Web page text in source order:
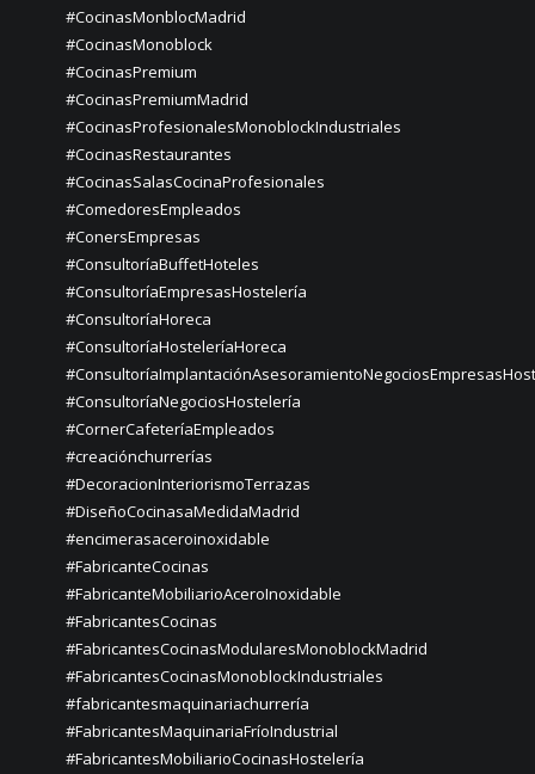
#CocinasMonblocMadrid
#CocinasMonoblock
#CocinasPremium
#CocinasPremiumMadrid
#CocinasProfesionalesMonoblockIndustriales
#CocinasRestaurantes
#CocinasSalasCocinaProfesionales
#ComedoresEmpleados
#ConersEmpresas
#ConsultoríaBuffetHoteles
#ConsultoríaEmpresasHostelería
#ConsultoríaHoreca
#ConsultoríaHosteleríaHoreca
#ConsultoríaNegociosHostelería
#CornerCafeteríaEmpleados
#creaciónchurrerías
#DecoracionInteriorismoTerrazas
#DiseñoCocinasaMedidaMadrid
#encimerasaceroinoxidable
#FabricanteCocinas
#FabricanteMobiliarioAceroInoxidable
#FabricantesCocinas
#FabricantesCocinasModularesMonoblockMadrid
#FabricantesCocinasMonoblockIndustriales
#fabricantesmaquinariachurrería
#FabricantesMaquinariaFríoIndustrial
#FabricantesMobiliarioCocinasHostelería